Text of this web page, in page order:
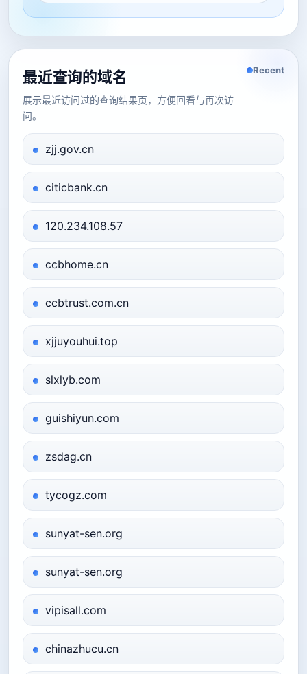
最近查询的域名
展示最近访问过的查询结果页，方便回看与再次访
问。
Recent
zjj.gov.cn
citicbank.cn
120.234.108.57
ccbhome.cn
ccbtrust.com.cn
xjjuyouhui.top
slxlyb.com
guishiyun.com
zsdag.cn
tycogz.com
sunyat-sen.org
sunyat-sen.org
vipisall.com
chinazhucu.cn